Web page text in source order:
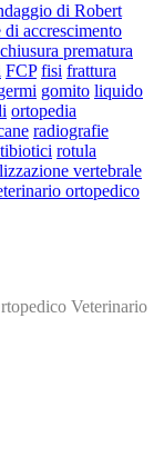
di Robert
di accrescimento
chiusura prematura
FCP fisi frattura
gomito liquido
ortopedia
radiografie
rotula
vertebrale
ortopedico
Veterinario